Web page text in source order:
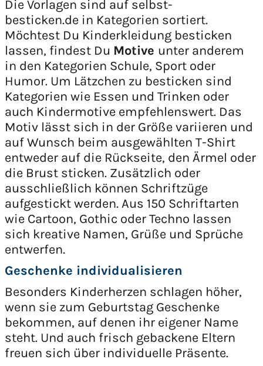
Die Vorlagen sind auf selbst-
besticken.de in Kategorien sortiert.
Möchtest Du Kinderkleidung besticken
lassen, findest Du Motive unter anderem
in den Kategorien Schule, Sport oder
Humor. Um Lätzchen zu besticken sind
Kategorien wie Essen und Trinken oder
auch Kindermotive empfehlenswert. Das
Motiv lässt sich in der Größe variieren und
auf Wunsch beim ausgewählten T-Shirt
entweder auf die Rückseite, den Ärmel oder
die Brust sticken. Zusätzlich oder
ausschließlich können Schriftzüge
aufgestickt werden. Aus 150 Schriftarten
wie Cartoon, Gothic oder Techno lassen
sich kreative Namen, Grüße und Sprüche
entwerfen.
Geschenke individualisieren
Besonders Kinderherzen schlagen höher,
wenn sie zum Geburtstag Geschenke
bekommen, auf denen ihr eigener Name
steht. Und auch frisch gebackene Eltern
freuen sich über individuelle Präsente.